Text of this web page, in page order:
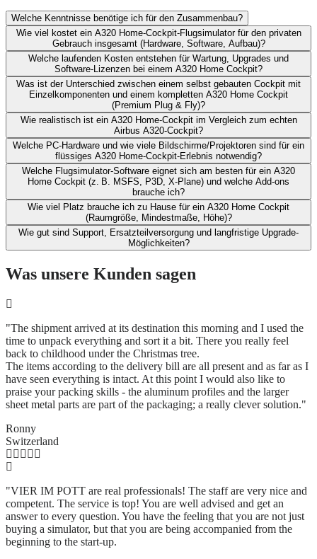
Welche Kenntnisse benötige ich für den Zusammenbau?
Wie viel kostet ein A320 Home-Cockpit-Flugsimulator für den privaten
Gebrauch insgesamt (Hardware, Software, Aufbau)?​
Welche laufenden Kosten entstehen für Wartung, Upgrades und
Software-Lizenzen bei einem A320 Home Cockpit?​
Was ist der Unterschied zwischen einem selbst gebauten Cockpit mit
Einzelkomponenten und ​einem kompletten A320 Home Cockpit
(Premium Plug & Fly)?
Wie realistisch ist ein A320 Home-Cockpit im Vergleich zum echten
Airbus A320-Cockpit?​
Welche PC-Hardware und wie viele Bildschirme/Projektoren sind für ein
flüssiges A320 Home-Cockpit-Erlebnis notwendig?
Welche Flugsimulator-Software eignet sich am besten für ein A320
Home Cockpit (z. B. MSFS, P3D, X‑Plane) und welche Add-ons
brauche ich?​
Wie viel Platz brauche ich zu Hause für ein A320 Home Cockpit
(Raumgröße, Mindestmaße, Höhe)?​
Wie gut sind Support, Ersatzteilversorgung und langfristige Upgrade-
Möglichkeiten?
Was unsere Kunden sagen
"The shipment arrived at its destination this morning and I used the
time to unpack everything and sort it a bit. There you really feel
back to childhood under the Christmas tree.
The items according to the delivery bill are all present and as far as I
have seen everything is intact. At this point I would also like to
praise your packing skills - the aluminum profiles and the larger
sheet metal parts are part of the packaging; a really clever solution."
Ronny
Switzerland
"VIER IM POTT are real professionals! The staff are very nice and
competent. The service is top! You are well advised and get an
answer to every question. You have the feeling that you are not just
buying a simulator, but that you are being accompanied from the
beginning to the start-up.